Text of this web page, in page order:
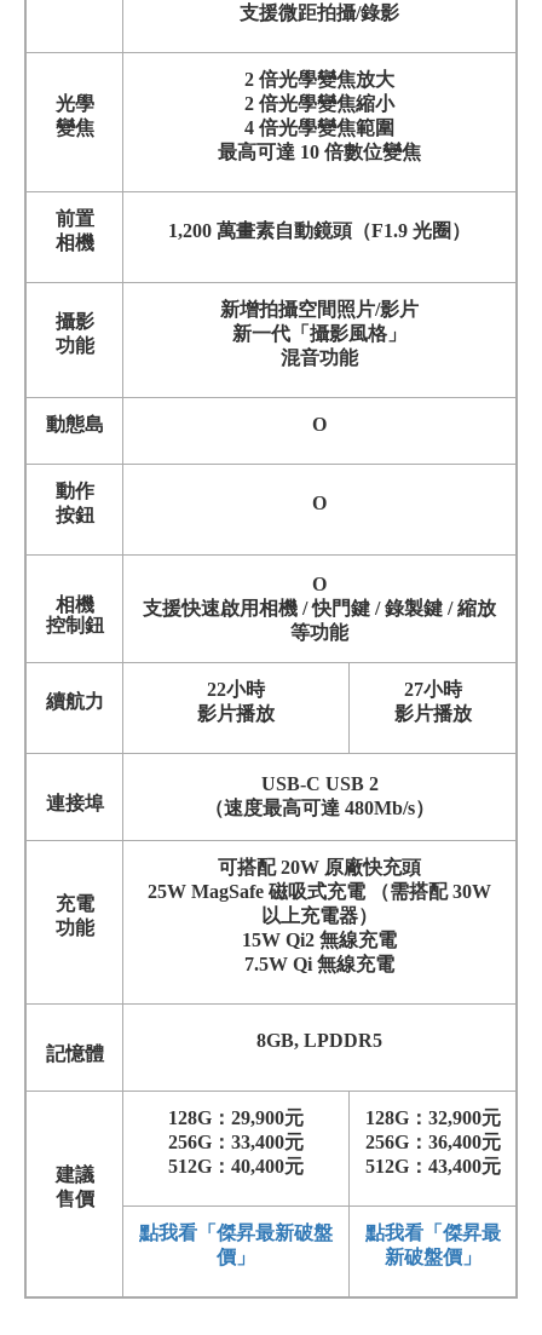
支援微距拍攝/錄影
光學
變焦
2 倍光學變焦放大
2 倍光學變焦縮小
4 倍光學變焦範圍
最高可達 10 倍數位變焦
前置
相機
1,200 萬畫素自動鏡頭（F1.9 光圈）
攝影
功能
新增拍攝空間照片/影片
新一代「攝影風格」
混音功能
動態島 O
動作
按鈕
O
相機
控制鈕
O
支援快速啟用相機 / 快門鍵 / 錄製鍵 / 縮放
等功能
續航力
22小時
影片播放
27小時
影片播放
連接埠
USB-C USB 2
（速度最高可達 480Mb/s）
充電
功能
可搭配 20W 原廠快充頭
25W MagSafe 磁吸式充電 （需搭配 30W
以上充電器）
15W Qi2 無線充電
7.5W Qi 無線充電
記憶體
8GB, LPDDR5
建議
售價
128G：29,900元
256G：33,400元
512G：40,400元
128G：32,900元
256G：36,400元
512G：43,400元
點我看「傑昇最新破盤
價」
點我看「傑昇最
新破盤價」